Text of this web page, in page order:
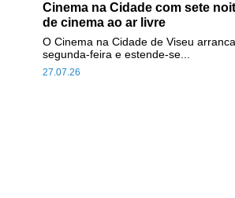
Cinema na Cidade com sete
de cinema ao ar livre
27.07.26
O Cinema na Cidade de Viseu
segunda-feira e estende-se...